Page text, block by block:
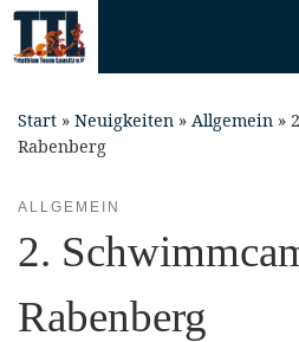
Skip
content
Start » Neuigkeiten » Allgemein »
Rabenberg
ALLGEMEIN
2.
Rabenberg